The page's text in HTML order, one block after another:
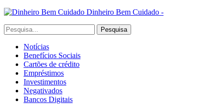
Dinheiro Bem Cuidado -
Notícias
Benefícios Sociais
Cartões de crédito
Empréstimos
Investimentos
Negativados
Bancos Digitais